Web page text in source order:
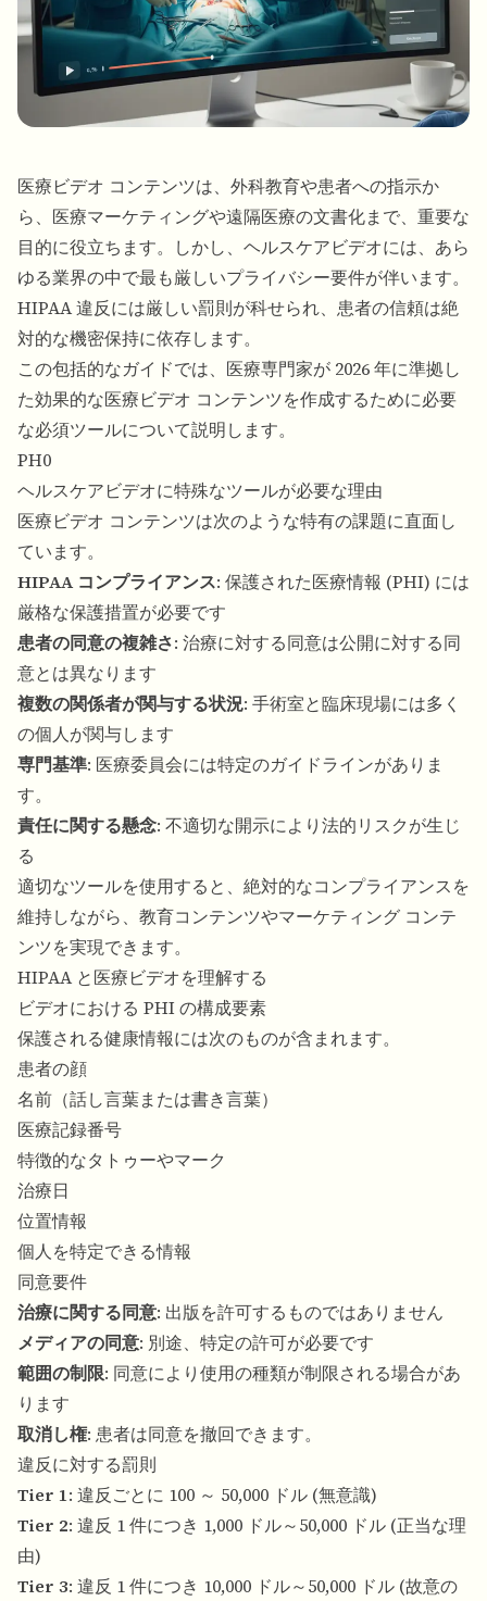
医療ビデオ コンテンツは、外科教育や患者への指示か
ら、医療マーケティングや遠隔医療の文書化まで、重要な
目的に役立ちます。しかし、ヘルスケアビデオには、あら
ゆる業界の中で最も厳しいプライバシー要件が伴います。
HIPAA 違反には厳しい罰則が科せられ、患者の信頼は絶
対的な機密保持に依存します。
この包括的なガイドでは、医療専門家が 2026 年に準拠し
た効果的な医療ビデオ コンテンツを作成するために必要
な必須ツールについて説明します。
PH0
ヘルスケアビデオに特殊なツールが必要な理由
医療ビデオ コンテンツは次のような特有の課題に直面し
ています。
HIPAA コンプライアンス: 保護された医療情報 (PHI) には
厳格な保護措置が必要です
患者の同意の複雑さ: 治療に対する同意は公開に対する同
意とは異なります
複数の関係者が関与する状況: 手術室と臨床現場には多く
の個人が関与します
専門基準: 医療委員会には特定のガイドラインがありま
す。
責任に関する懸念: 不適切な開示により法的リスクが生じ
る
適切なツールを使用すると、絶対的なコンプライアンスを
維持しながら、教育コンテンツやマーケティング コンテ
ンツを実現できます。
HIPAA と医療ビデオを理解する
ビデオにおける PHI の構成要素
保護される健康情報には次のものが含まれます。
患者の顔
名前（話し言葉または書き言葉）
医療記録番号
特徴的なタトゥーやマーク
治療日
位置情報
個人を特定できる情報
同意要件
治療に関する同意: 出版を許可するものではありません
メディアの同意: 別途、特定の許可が必要です
範囲の制限: 同意により使用の種類が制限される場合があ
ります
取消し権: 患者は同意を撤回できます。
違反に対する罰則
Tier 1: 違反ごとに 100 ～ 50,000 ドル (無意識)
Tier 2: 違反 1 件につき 1,000 ドル～50,000 ドル (正当な理
由)
Tier 3: 違反 1 件につき 10,000 ドル～50,000 ドル (故意の